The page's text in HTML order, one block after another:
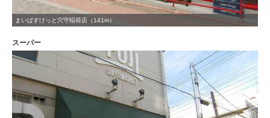
まいばすけっと穴守稲荷店（141m）
スーパー